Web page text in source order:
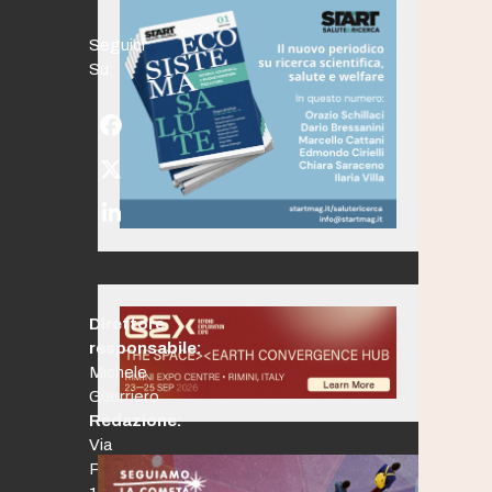
Seguici
Su:
Facebook
Twitter
(deprecated)
LinkedIn
Direttore
responsabile:
Michele
Guerriero
Redazione:
Via
Po,